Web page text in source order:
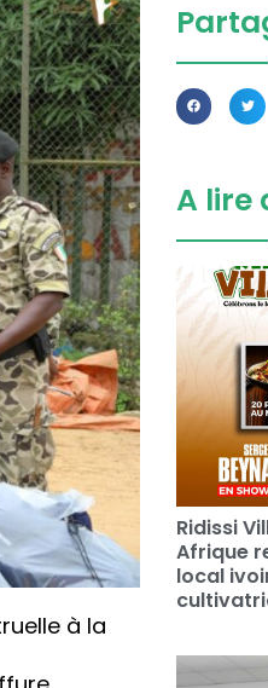
à la
A lire
Ridissi
Afrique
local